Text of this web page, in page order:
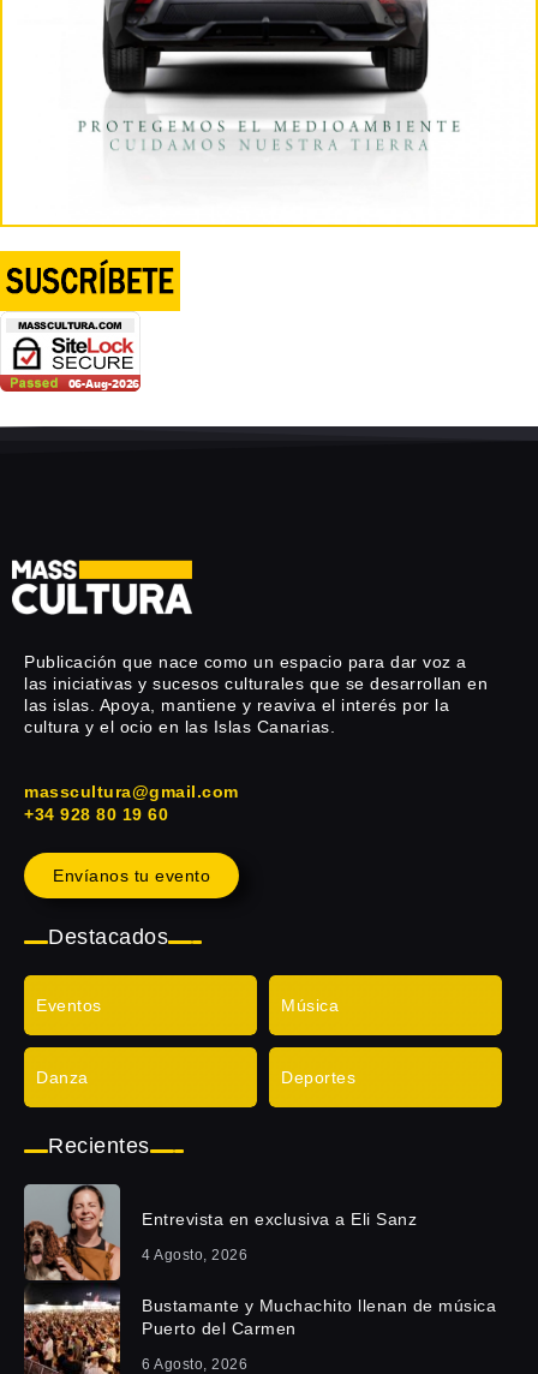
Publicación que nace como un espacio para dar voz a
las iniciativas y sucesos culturales que se desarrollan en
las islas. Apoya, mantiene y reaviva el interés por la
cultura y el ocio en las Islas Canarias.
masscultura@gmail.com
+34 928 80 19 60
Envíanos tu evento
Destacados
Eventos Música
Danza Deportes
Recientes
Entrevista en exclusiva a Eli Sanz
4 Agosto, 2026
Bustamante y Muchachito llenan de música
Puerto del Carmen
6 Agosto, 2026